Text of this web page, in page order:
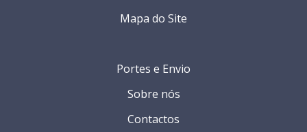
Portes e Envio
Sobre nós
Contactos
Mapa do Site